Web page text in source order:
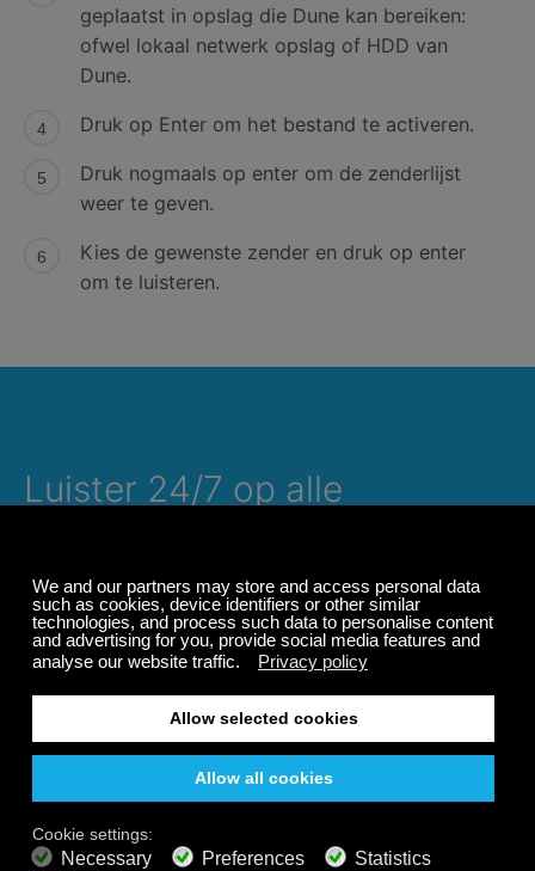
geplaatst in opslag die Dune kan bereiken:
ofwel lokaal netwerk opslag of HDD van
Dune.
Druk op Enter om het bestand te activeren.
Druk nogmaals op enter om de zenderlijst
weer te geven.
Kies de gewenste zender en druk op enter
om te luisteren.
Luister 24/7 op alle
Geniet altijd en overal van je Calm Radio-avontuur,
zelfs offline. Met zorgvuldig samengestelde muziek,
gemakkelijk concentreren, ontspannen, mediteren of
in een diepe slaap vallen.